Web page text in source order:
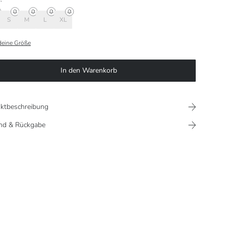
S M L XL
Größe
In den Warenkorb
& Rückgabe